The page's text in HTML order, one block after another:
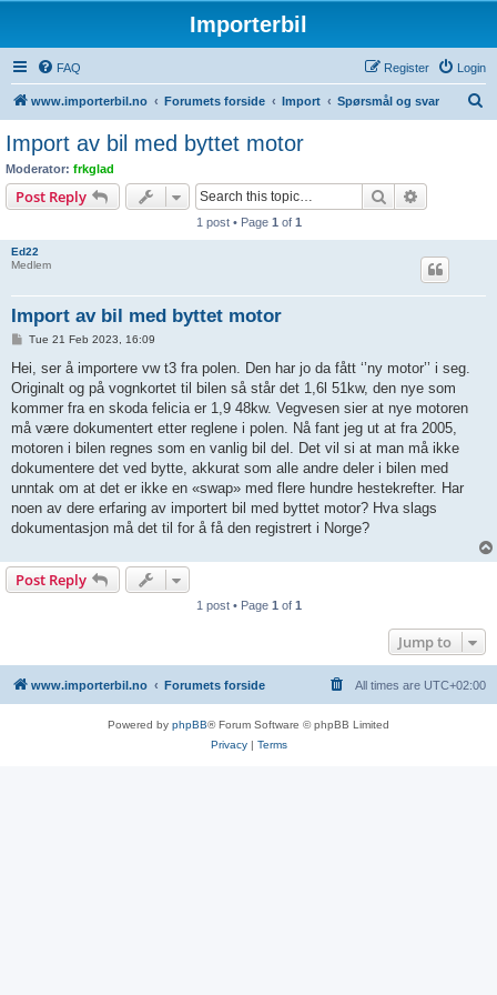
Importerbil
FAQ Login
Register
www.importerbil.no Forumets forside Import Spørsmål og svar
Import av bil med byttet motor
Moderator: frkglad
Post Reply Search
1 post • Page 1 of 1
Ed22
Medlem
Import av bil med byttet motor
P
s
Tue 21 Feb 2023, 16:09
Hei, ser å importere vw t3 fra polen. Den har jo da fått ‘’ny motor’’ i seg.
Originalt og på vognkortet til bilen så står det 1,6l 51kw, den nye som
kommer fra en skoda felicia er 1,9 48kw. Vegvesen sier at nye motoren
må være dokumentert etter reglene i polen. Nå fant jeg ut at fra 2005,
motoren i bilen regnes som en vanlig bil del. Det vil si at man må ikke
dokumentere det ved bytte, akkurat som alle andre deler i bilen med
unntak om at det er ikke en «swap» med flere hundre hestekrefter. Har
noen av dere erfaring av importert bil med byttet motor? Hva slags
dokumentasjon må det til for å få den registrert i Norge?
Post Reply
1 post • Page 1 of 1
Jump to
www.importerbil.no Forumets forside All times are UTC+02:00
Powered by phpBB® Forum Software © phpBB Limited
Privacy| Terms